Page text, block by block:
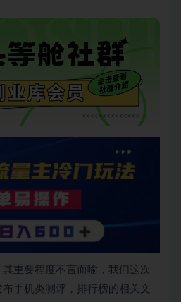
重要程度不言而喻，我们这次
手机类测评，排行榜的相关文